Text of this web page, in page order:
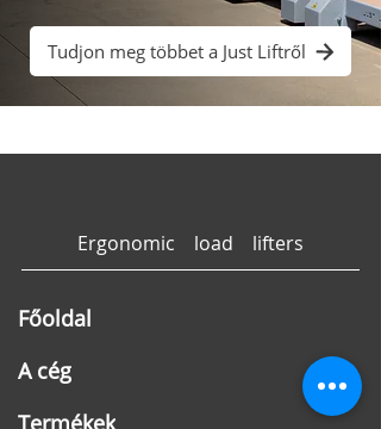
Tudjon meg többet a Just Liftről
Ergonomic load lifters
Főoldal
A cég
Termékek